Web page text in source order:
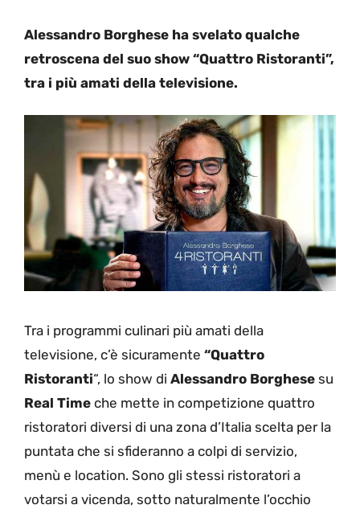
Alessandro Borghese ha svelato qualche
retroscena del suo show “Quattro Ristoranti”,
tra i più amati della televisione.
Tra i programmi culinari più amati della
televisione, c’è sicuramente “Quattro
Ristoranti“, lo show di Alessandro Borghese su
Real Time che mette in competizione quattro
ristoratori diversi di una zona d’Italia scelta per la
puntata che si sfideranno a colpi di servizio,
menù e location. Sono gli stessi ristoratori a
votarsi a vicenda, sotto naturalmente l’occhio